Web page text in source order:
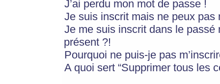
J’ai perdu mon mot de passe !
Je suis inscrit mais ne peux pas
Je me suis inscrit dans le
présent ?!
Pourquoi ne puis-je pas
A quoi sert “Supprimer tous les